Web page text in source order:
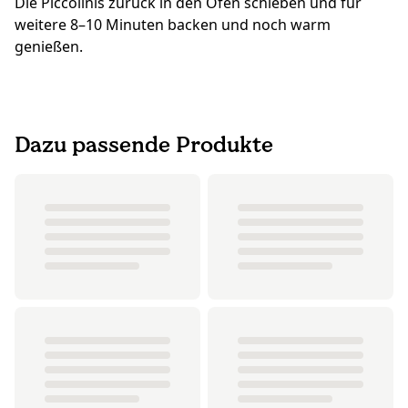
weitere 8–10 Minuten backen und noch warm
genießen.
Dazu passende Produkte